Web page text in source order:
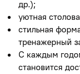
др.);
уютная
стильная
тренажерный
С каждым
становится